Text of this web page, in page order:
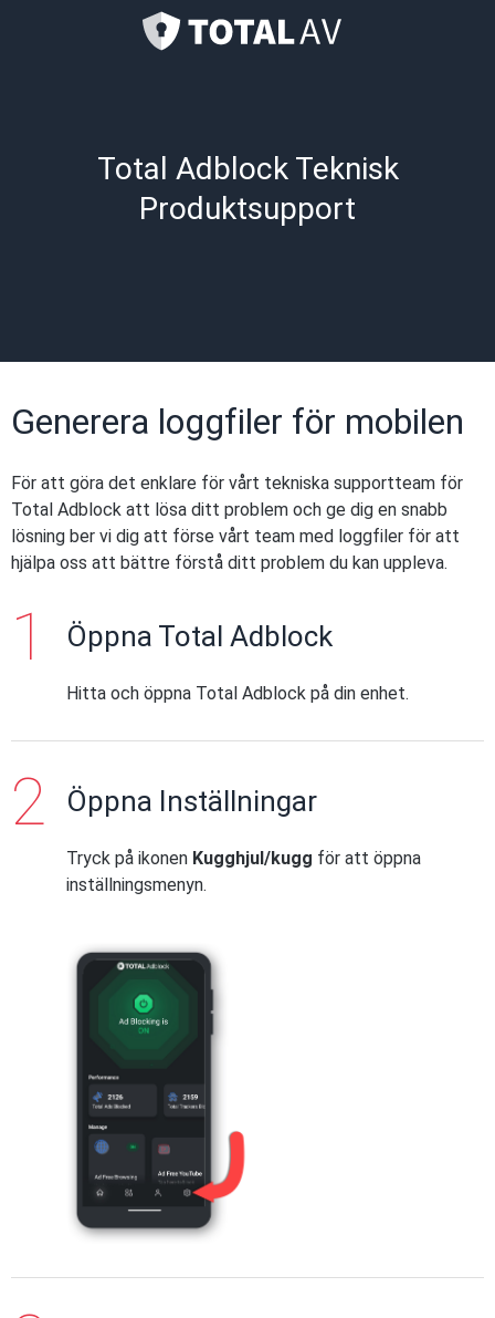
Total Adblock Teknisk
Produktsupport
Generera loggfiler för mobilen
För att göra det enklare för vårt tekniska supportteam för
Total Adblock att lösa ditt problem och ge dig en snabb
lösning ber vi dig att förse vårt team med loggfiler för att
hjälpa oss att bättre förstå ditt problem du kan uppleva.
Öppna Total Adblock
Hitta och öppna Total Adblock på din enhet.
Öppna Inställningar
Tryck på ikonen Kugghjul/kugg för att öppna
inställningsmenyn.